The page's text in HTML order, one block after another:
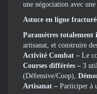
une négociation avec
Astuce en ligne
Paramètres totalement
artisanat, et construire
Activité Combat – Le
Courses différées – 3
(Défensive/Coop),
Artisanat – Participer à